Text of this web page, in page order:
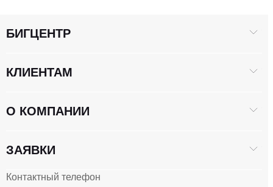
Контактный телефон
БИГЦЕНТР
КЛИЕНТАМ
О КОМПАНИИ
ЗАЯВКИ